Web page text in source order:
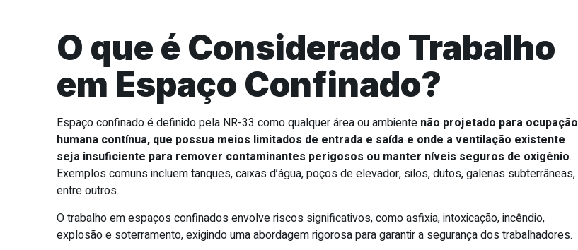
O que é Considerado Trabalho
em Espaço Confinado?
Espaço confinado é definido pela NR-33 como qualquer área ou ambiente não projetado para ocupação
humana contínua, que possua meios limitados de entrada e saída e onde a ventilação existente
seja insuficiente para remover contaminantes perigosos ou manter níveis seguros de oxigênio.
Exemplos comuns incluem tanques, caixas d’água, poços de elevador, silos, dutos, galerias subterrâneas,
entre outros.
O trabalho em espaços confinados envolve riscos significativos, como asfixia, intoxicação, incêndio,
explosão e soterramento, exigindo uma abordagem rigorosa para garantir a segurança dos trabalhadores.